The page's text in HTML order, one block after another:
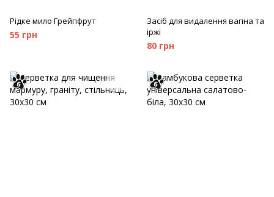
Рідке мило Грейпфрут
55 грн
Засіб для видалення вапна та
іржі
80 грн